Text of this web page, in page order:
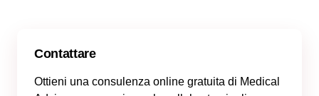
Contattare
Ottieni una consulenza online gratuita di Medical